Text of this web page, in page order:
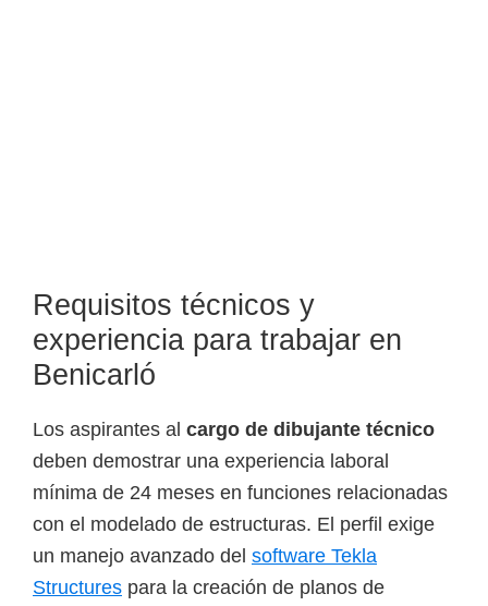
Requisitos técnicos y
experiencia para trabajar en
Benicarló
Los aspirantes al cargo de dibujante técnico
deben demostrar una experiencia laboral
mínima de 24 meses en funciones relacionadas
con el modelado de estructuras. El perfil exige
un manejo avanzado del software Tekla
Structures para la creación de planos de